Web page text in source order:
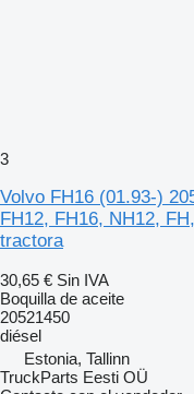
3
Volvo FH16 (01.93-)
FH12, FH16, NH12,
tractora
30,65 € Sin IVA
Boquilla de aceite
20521450
diésel
Estonia, Tallinn
TruckParts Eesti OÜ